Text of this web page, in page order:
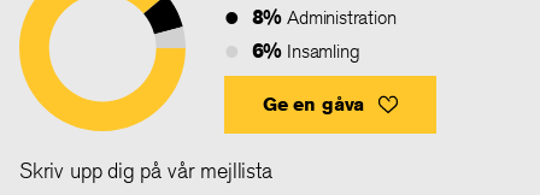
8% Administration
6% Insamling
Ge en gåva
Skriv upp dig på vår mejllista